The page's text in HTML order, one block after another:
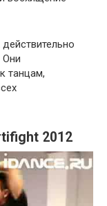
танцам,
2012